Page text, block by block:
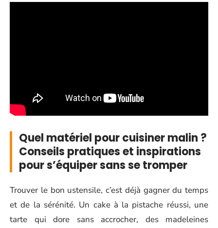
Quel matériel pour cuisiner malin ?
Conseils pratiques et inspirations
pour s’équiper sans se tromper
Trouver le bon ustensile, c’est déjà gagner du temps
et de la sérénité. Un cake à la pistache réussi, une
tarte qui dore sans accrocher, des madeleines